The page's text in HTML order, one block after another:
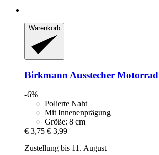
Warenkorb
Birkmann Ausstecher
-6%
Polierte Naht
Mit Innenenprägung
Größe: 8 cm
€ 3,75 € 3,99
Zustellung bis 11. August